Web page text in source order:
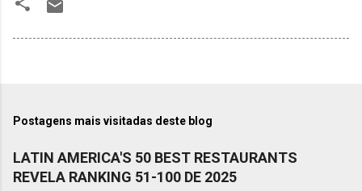
Postagens mais visitadas deste blog
LATIN AMERICA'S 50 BEST RESTAURANTS
REVELA RANKING 51-100 DE 2025